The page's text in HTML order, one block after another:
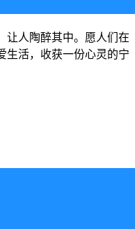
让人陶醉其中。愿人们在
生活，收获一份心灵的宁